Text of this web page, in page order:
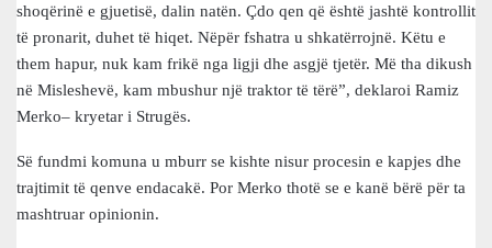
shoqërinë e gjuetisë, dalin natën. Çdo qen që është jashtë kontrollit
të pronarit, duhet të hiqet. Nëpër fshatra u shkatërrojnë. Këtu e
them hapur, nuk kam frikë nga ligji dhe asgjë tjetër. Më tha dikush
në Misleshevë, kam mbushur një traktor të tërë”, deklaroi Ramiz
Merko– kryetar i Strugës.
Së fundmi komuna u mburr se kishte nisur procesin e kapjes dhe
trajtimit të qenve endacakë. Por Merko thotë se e kanë bërë për ta
mashtruar opinionin.